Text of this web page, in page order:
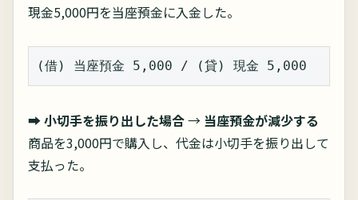
現金5,000円を当座預金に入金した。
(借) 当座預金 5,000 / (貸) 現金 5,000
➡小切手を振り出した場合→ 当座預金が減少する
商品を3,000円で購入し、代金は小切手を振り出して
支払った。